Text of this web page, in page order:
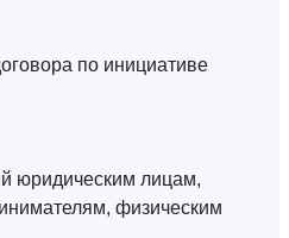
по инициативе
юридическим лицам,
физическим